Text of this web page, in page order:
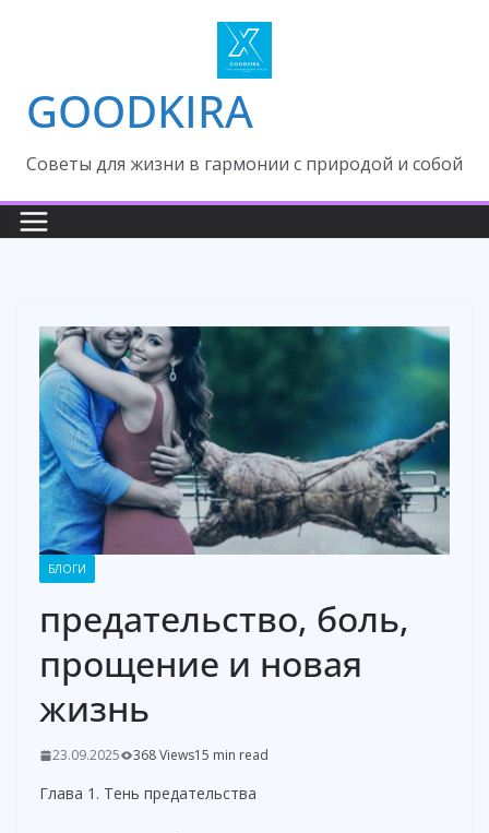
GOODKIRA
Cоветы для жизни в гармонии с природой и собой
БЛОГИ
предательство, боль,
прощение и новая
жизнь
23.09.2025 368 Views15 min read
Глава 1. Тень предательства